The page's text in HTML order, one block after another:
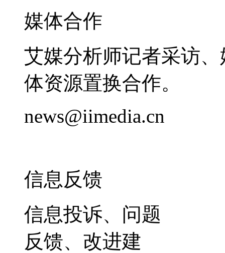
媒体合作
艾媒分析师记者采访
体资源置换合作。
news@iimedia.cn
信息反馈
信息投诉、问题
反馈、改进建